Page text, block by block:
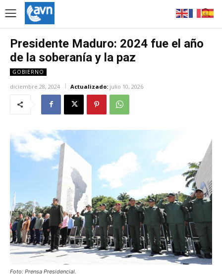
Presidente Maduro: 2024 fue el año
de la soberanía y la paz
GOBIERNO
diciembre 28, 2024 Actualizado: julio 10, 2026
Foto: Prensa Presidencial.